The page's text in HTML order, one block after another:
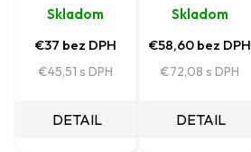
Leaftron
Skladom
€37 bez DPH
€45,51
DETAIL
Leaftron pre
napájacie systémy
Skladom
€58,60 bez DPH
€72,08
DETAIL